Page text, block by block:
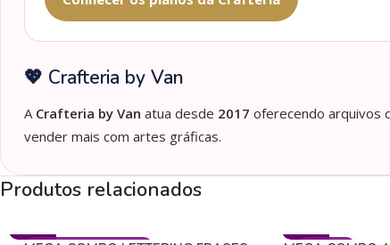
💖 Crafteria by Van
A Crafteria by Van atua desde 2017 oferecendo arquivos
vender mais com artes gráficas.
Produtos relacionados